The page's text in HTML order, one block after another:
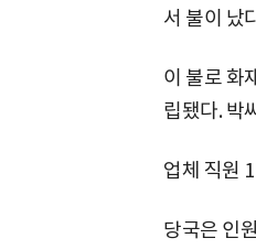
서 불이 났
이 불로 화
립됐다. 박
업체 직원
당국은 인